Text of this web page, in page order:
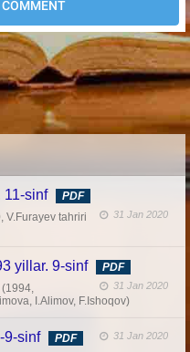
11-sinf PDF
31 Jan 2020
V.Furayev tahriri
yillar. 9-sinf PDF
31 Jan 2020
I.Alimov, F.Ishoqov)
9-sinf PDF 31 Jan 2020